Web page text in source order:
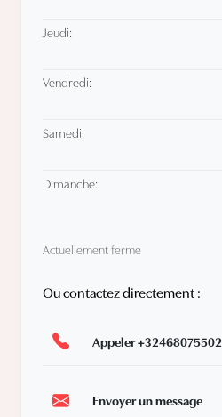
Jeudi:
Vendredi:
Samedi:
Dimanche:
Actuellement ferme
Ou contactez directement :
Appeler +32468075502
Envoyer un message